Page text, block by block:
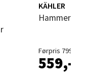
KÄHLER
Førpris 799,-
559,-